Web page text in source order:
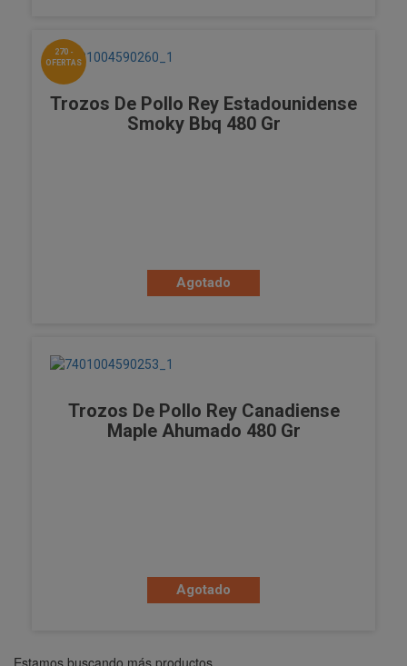
270 -
OFERTAS
Trozos De Pollo Rey Estadounidense
Smoky Bbq 480 Gr
Agotado
Trozos De Pollo Rey Canadiense
Maple Ahumado 480 Gr
Agotado
Estamos buscando más productos ...